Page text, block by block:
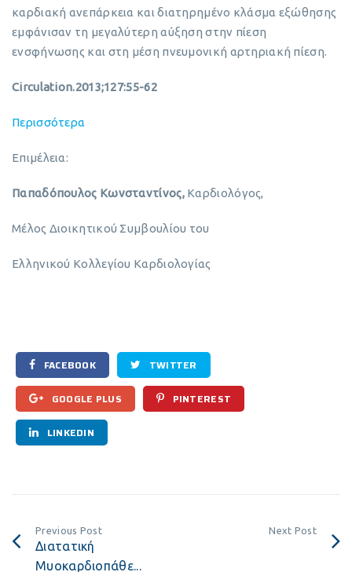
καρδιακή ανεπάρκεια και διατηρημένο κλάσμα εξώθησης
εμφάνισαν τη μεγαλύτερη αύξηση στην πίεση
ενσφήνωσης και στη μέση πνευμονική αρτηριακή πίεση.
Circulation.2013;127:55-62
Περισσότερα
Επιμέλεια:
Παπαδόπουλος Κωνσταντίνος,Καρδιολόγος,
Μέλος Διοικητικού Συμβουλίου του
Ελληνικού Κολλεγίου Καρδιολογίας
FACEBOOK TWITTER
GOOGLE PLUS PINTEREST
LINKEDIN
Previous Post
Διατατική
Μυοκαρδιοπάθε...
Next Post